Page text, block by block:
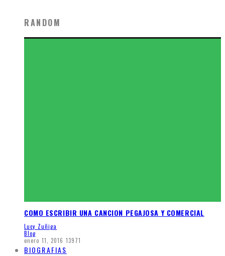
RANDOM
COMO ESCRIBIR UNA CANCION PEGAJOSA Y COMERCIAL
Lucy Zuñiga
Blog
enero 11, 2016 13971
BIOGRAFIAS